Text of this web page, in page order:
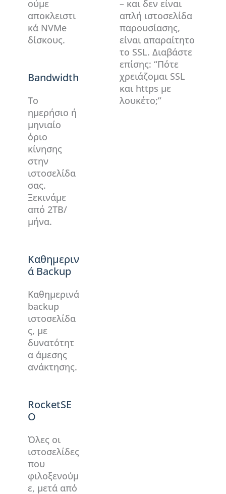
ούμε
αποκλειστι
κά NVMe
δίσκους.
Bandwidth
Το
ημερήσιο ή
μηνιαίο
όριο
κίνησης
στην
ιστοσελίδα
σας.
Ξεκινάμε
από 2ΤΒ/
μήνα.
Καθημεριν
ά Backup
Καθημερινά
backup
ιστοσελίδα
ς, με
δυνατότητ
α άμεσης
ανάκτησης.
RocketSE
O
Όλες οι
ιστοσελίδες
που
φιλοξενούμ
ε, μετά από
– και δεν είναι
απλή ιστοσελίδα
παρουσίασης,
είναι απαραίτητο
το SSL. Διαβάστε
επίσης: “Πότε
χρειάζομαι SSL
και https με
λουκέτο;”